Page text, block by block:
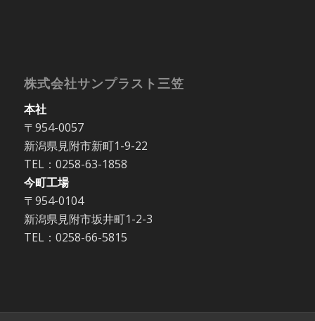
株式会社サンプラスト三笠
本社
〒954-0057
新潟県見附市新町1-9-22
TEL：0258-63-1858
今町工場
〒954-0104
新潟県見附市坂井町1-2-3
TEL：0258-66-5815